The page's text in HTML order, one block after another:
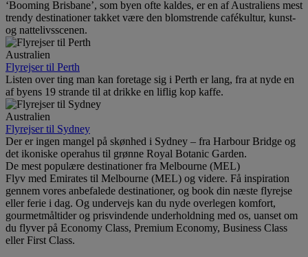
‘Booming Brisbane’, som byen ofte kaldes, er en af Australiens mest
trendy destinationer takket være den blomstrende cafékultur, kunst-
og nattelivsscenen.
Australien
Flyrejser til Perth
Listen over ting man kan foretage sig i Perth er lang, fra at nyde en
af byens 19 strande til at drikke en liflig kop kaffe.
Australien
Flyrejser til Sydney
Der er ingen mangel på skønhed i Sydney – fra Harbour Bridge og
det ikoniske operahus til grønne Royal Botanic Garden.
De mest populære destinationer fra Melbourne (MEL)
Flyv med Emirates til Melbourne (MEL) og videre. Få inspiration
gennem vores anbefalede destinationer, og book din næste flyrejse
eller ferie i dag. Og undervejs kan du nyde overlegen komfort,
gourmetmåltider og prisvindende underholdning med os, uanset om
du flyver på Economy Class, Premium Economy, Business Class
eller First Class.